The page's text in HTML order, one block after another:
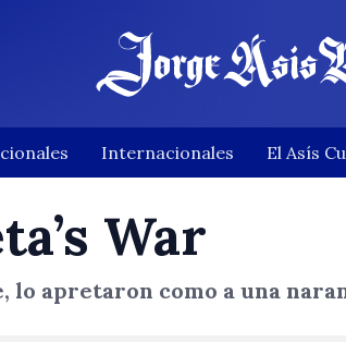
Internacionales El Asís
War
lo apretaron como a una